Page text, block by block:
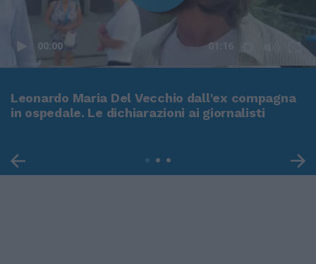
00:00 01:16
Leonardo Maria Del Vecchio dall'ex compagna
in ospedale. Le dichiarazioni ai giornalisti